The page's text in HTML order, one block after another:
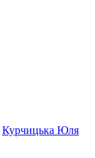
Курчицька Юля